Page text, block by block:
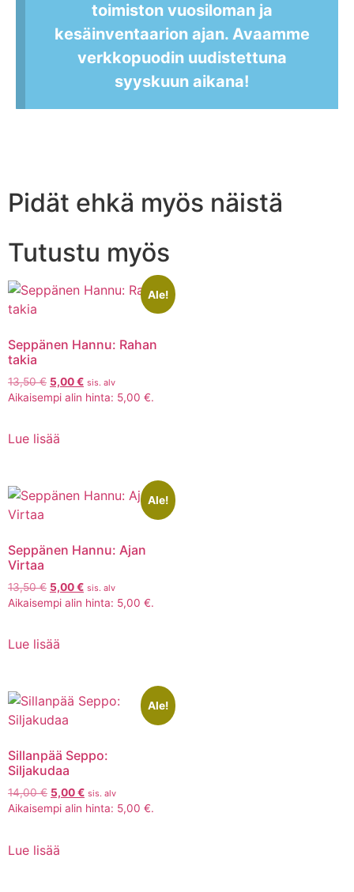
toimiston vuosiloman ja
kesäinventaarion ajan. Avaamme
verkkopuodin uudistettuna
syyskuun aikana!
Pidät ehkä myös näistä
Tutustu myös
Ale!
Seppänen Hannu: Rahan
takia
13,50€ 5,00€ sis. alv
Aikaisempi alin hinta: 5,00 €.
Lue lisää
Ale!
Seppänen Hannu: Ajan
Virtaa
13,50€ 5,00€ sis. alv
Aikaisempi alin hinta: 5,00 €.
Lue lisää
Ale!
Sillanpää Seppo:
Siljakudaa
14,00€ 5,00€ sis. alv
Aikaisempi alin hinta: 5,00 €.
Lue lisää